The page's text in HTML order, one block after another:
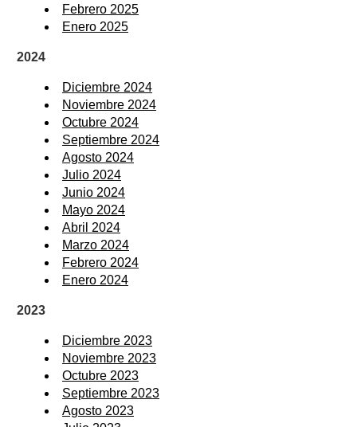
Febrero 2025
Enero 2025
2024
Diciembre 2024
Noviembre 2024
Octubre 2024
Septiembre 2024
Agosto 2024
Julio 2024
Junio 2024
Mayo 2024
Abril 2024
Marzo 2024
Febrero 2024
Enero 2024
2023
Diciembre 2023
Noviembre 2023
Octubre 2023
Septiembre 2023
Agosto 2023